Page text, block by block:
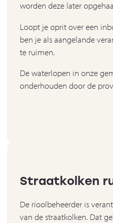
worden deze later
Loopt je oprit over een
ben je als aangelande
te ruimen.
De waterlopen in onze
onderhouden door de
Straatkolken
De rioolbeheerder is
van de straatkolken. Dat